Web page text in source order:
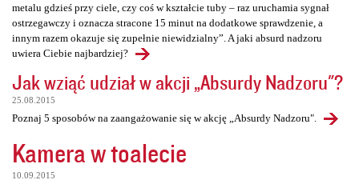
metalu gdzieś przy ciele, czy coś w kształcie tuby – raz uruchamia sygnał
ostrzegawczy i oznacza stracone 15 minut na dodatkowe sprawdzenie, a
innym razem okazuje się zupełnie niewidzialny”. A jaki absurd nadzoru
uwiera Ciebie najbardziej?
Jak wziąć udział w akcji „Absurdy Nadzoru"?
25.08.2015
Poznaj 5 sposobów na zaangażowanie się w akcję „Absurdy Nadzoru".
Kamera w toalecie
10.09.2015